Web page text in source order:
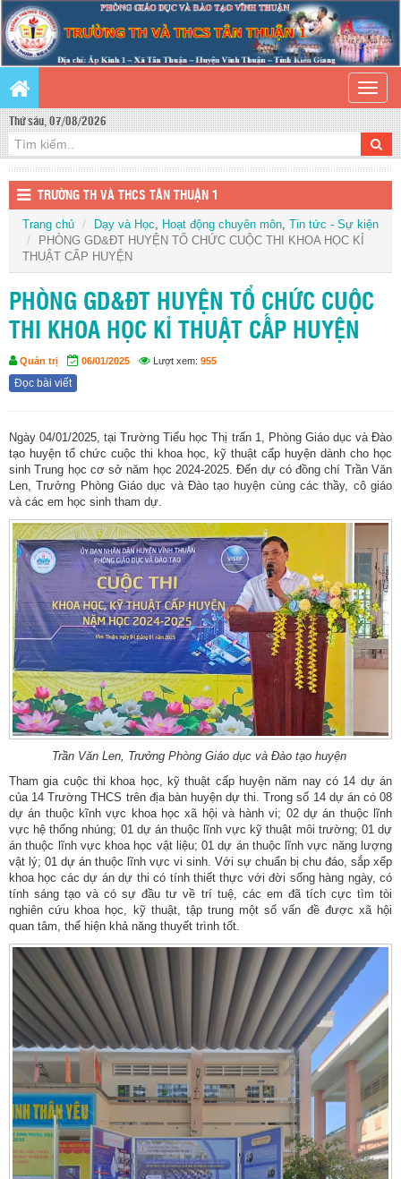
Toggle
Thứ sáu, 07/08/2026
TRƯỜNG TH VÀ THCS TÂN THUẬN 1
Trang chủ Dạy và Học Hoạt động chuyên môn Tin tức - Sự kiện
PHÒNG GD&ĐT HUYỆN TỔ CHỨC CUỘC THI KHOA HỌC KỈ
THUẬT CẤP HUYỆN
PHÒNG GD&ĐT HUYỆN TỔ CHỨC CUỘC
THI KHOA HỌC KỈ THUẬT CẤP HUYỆN
Quản trị 06/01/2025 Lượt xem: 955
Đọc bài viết
Ngày 04/01/2025, tại Trường Tiểu học Thị trấn 1, Phòng Giáo dục và Đào
tạo huyện tổ chức cuộc thi khoa học, kỹ thuật cấp huyện dành cho học
sinh Trung học cơ sở năm học 2024-2025. Đến dự có đồng chí Trần Văn
Len, Trưởng Phòng Giáo dục và Đào tạo huyện cùng các thầy, cô giáo
và các em học sinh tham dự.
Trần Văn Len, Trưởng Phòng Giáo dục và Đào tạo huyện
Tham gia cuộc thi khoa học, kỹ thuật cấp huyện năm nay có 14 dự án
của 14 Trường THCS trên địa bàn huyện dự thi. Trong số 14 dự án có 08
dự án thuộc kĩnh vực khoa học xã hội và hành vi; 02 dự án thuộc lĩnh
vực hệ thống nhúng; 01 dự án thuộc lĩnh vực kỹ thuật môi trường; 01 dự
án thuộc lĩnh vực khoa học vật liệu; 01 dự án thuộc lĩnh vực năng lượng
vật lý; 01 dự án thuộc lĩnh vực vi sinh. Với sự chuẩn bị chu đáo, sắp xếp
khoa học các dự án dự thi có tính thiết thực với đời sống hàng ngày, có
tính sáng tạo và có sự đầu tư về trí tuệ, các em đã tích cực tìm tòi
nghiên cứu khoa học, kỹ thuật, tập trung một số vấn đề được xã hội
quan tâm, thể hiện khả năng thuyết trình tốt.